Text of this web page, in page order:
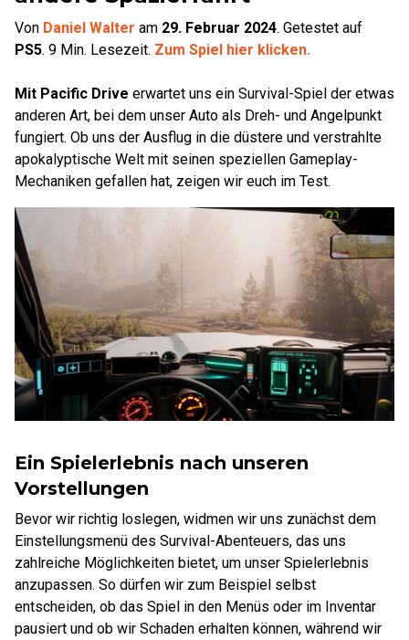
Von Daniel Walter am 29. Februar 2024. Getestet auf
PS5. 9 Min. Lesezeit. Zum Spiel hier klicken.
Mit Pacific Drive erwartet uns ein Survival-Spiel der etwas
anderen Art, bei dem unser Auto als Dreh- und Angelpunkt
fungiert. Ob uns der Ausflug in die düstere und verstrahlte
apokalyptische Welt mit seinen speziellen Gameplay-
Mechaniken gefallen hat, zeigen wir euch im Test.
Ein Spielerlebnis nach unseren
Vorstellungen
Bevor wir richtig loslegen, widmen wir uns zunächst dem
Einstellungsmenü des Survival-Abenteuers, das uns
zahlreiche Möglichkeiten bietet, um unser Spielerlebnis
anzupassen. So dürfen wir zum Beispiel selbst
entscheiden, ob das Spiel in den Menüs oder im Inventar
pausiert und ob wir Schaden erhalten können, während wir